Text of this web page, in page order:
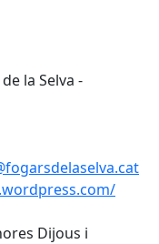
la Selva -
Dijous i